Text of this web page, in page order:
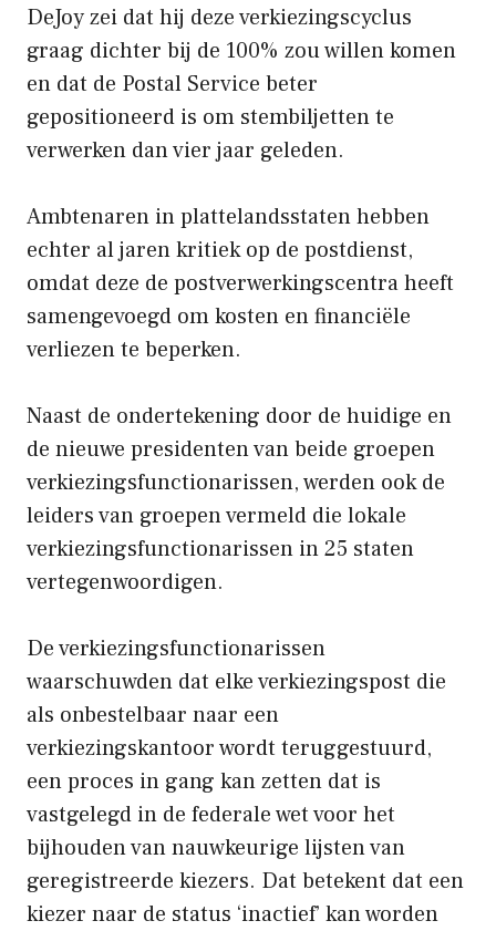
DeJoy zei dat hij deze verkiezingscyclus
graag dichter bij de 100% zou willen komen
en dat de Postal Service beter
gepositioneerd is om stembiljetten te
verwerken dan vier jaar geleden.
Ambtenaren in plattelandsstaten hebben
echter al jaren kritiek op de postdienst,
omdat deze de postverwerkingscentra heeft
samengevoegd om kosten en financiële
verliezen te beperken.
Naast de ondertekening door de huidige en
de nieuwe presidenten van beide groepen
verkiezingsfunctionarissen, werden ook de
leiders van groepen vermeld die lokale
verkiezingsfunctionarissen in 25 staten
vertegenwoordigen.
De verkiezingsfunctionarissen
waarschuwden dat elke verkiezingspost die
als onbestelbaar naar een
verkiezingskantoor wordt teruggestuurd,
een proces in gang kan zetten dat is
vastgelegd in de federale wet voor het
bijhouden van nauwkeurige lijsten van
geregistreerde kiezers. Dat betekent dat een
kiezer naar de status ‘inactief’ kan worden